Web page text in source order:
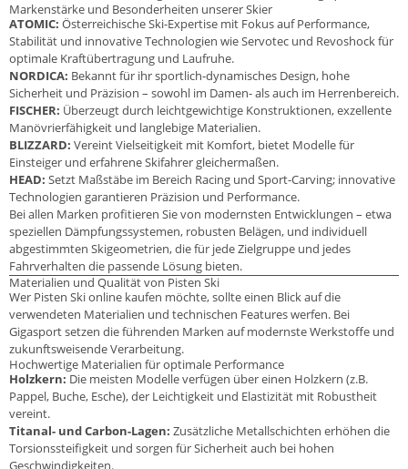
Markenstärke und Besonderheiten unserer Skier
ATOMIC: Österreichische Ski-Expertise mit Fokus auf Performance,
Stabilität und innovative Technologien wie Servotec und Revoshock für
optimale Kraftübertragung und Laufruhe.
NORDICA: Bekannt für ihr sportlich-dynamisches Design, hohe
Sicherheit und Präzision – sowohl im Damen- als auch im Herrenbereich.
FISCHER: Überzeugt durch leichtgewichtige Konstruktionen, exzellente
Manövrierfähigkeit und langlebige Materialien.
BLIZZARD: Vereint Vielseitigkeit mit Komfort, bietet Modelle für
Einsteiger und erfahrene Skifahrer gleichermaßen.
HEAD: Setzt Maßstäbe im Bereich Racing und Sport-Carving; innovative
Technologien garantieren Präzision und Performance.
Bei allen Marken profitieren Sie von modernsten Entwicklungen – etwa
speziellen Dämpfungssystemen, robusten Belägen, und individuell
abgestimmten Skigeometrien, die für jede Zielgruppe und jedes
Fahrverhalten die passende Lösung bieten.
Materialien und Qualität von Pisten Ski
Wer Pisten Ski online kaufen möchte, sollte einen Blick auf die
verwendeten Materialien und technischen Features werfen. Bei
Gigasport setzen die führenden Marken auf modernste Werkstoffe und
zukunftsweisende Verarbeitung.
Hochwertige Materialien für optimale Performance
Holzkern: Die meisten Modelle verfügen über einen Holzkern (z.B.
Pappel, Buche, Esche), der Leichtigkeit und Elastizität mit Robustheit
vereint.
Titanal- und Carbon-Lagen: Zusätzliche Metallschichten erhöhen die
Torsionssteifigkeit und sorgen für Sicherheit auch bei hohen
Geschwindigkeiten.